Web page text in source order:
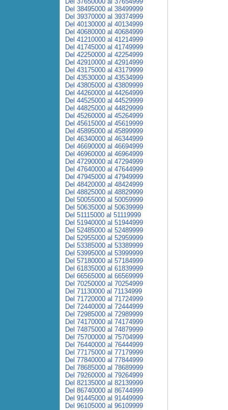
Del 38495000 al 38499999
Del 39370000 al 39374999
Del 40130000 al 40134999
Del 40680000 al 40684999
Del 41210000 al 41214999
Del 41745000 al 41749999
Del 42250000 al 42254999
Del 42910000 al 42914999
Del 43175000 al 43179999
Del 43530000 al 43534999
Del 43805000 al 43809999
Del 44260000 al 44264999
Del 44525000 al 44529999
Del 44825000 al 44829999
Del 45260000 al 45264999
Del 45615000 al 45619999
Del 45895000 al 45899999
Del 46340000 al 46344999
Del 46690000 al 46694999
Del 46960000 al 46964999
Del 47290000 al 47294999
Del 47640000 al 47644999
Del 47945000 al 47949999
Del 48420000 al 48424999
Del 48825000 al 48829999
Del 50055000 al 50059999
Del 50635000 al 50639999
Del 51115000 al 51119999
Del 51940000 al 51944999
Del 52485000 al 52489999
Del 52955000 al 52959999
Del 53385000 al 53389999
Del 53995000 al 53999999
Del 57180000 al 57184999
Del 61835000 al 61839999
Del 66565000 al 66569999
Del 70250000 al 70254999
Del 71130000 al 71134999
Del 71720000 al 71724999
Del 72440000 al 72444999
Del 72985000 al 72989999
Del 74170000 al 74174999
Del 74875000 al 74879999
Del 75700000 al 75704999
Del 76440000 al 76444999
Del 77175000 al 77179999
Del 77840000 al 77844999
Del 78685000 al 78689999
Del 79260000 al 79264999
Del 82135000 al 82139999
Del 86740000 al 86744999
Del 91445000 al 91449999
Del 96105000 al 96109999